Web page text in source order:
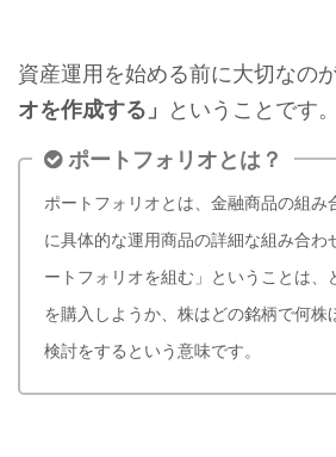
資産運用を始める前に大切なのが
オを作成する」
ということです。
ポートフォリオとは？
ポートフォリオとは、金融商品の組み
に具体的な運用商品の詳細な組み合わ
ートフォリオを組む」ということは、
を購入しようか、株はどの銘柄で何株
検討をするという意味です。